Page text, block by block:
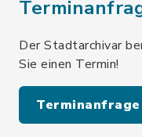
Der Stadtarchivar
Sie einen Termin!
Terminanfrage